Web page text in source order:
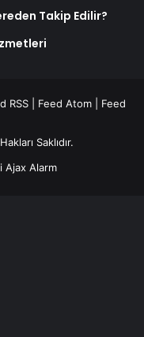
Takip Edilir?
RSS Feed Atom
Feed
Saklıdır.
Ajax Alarm